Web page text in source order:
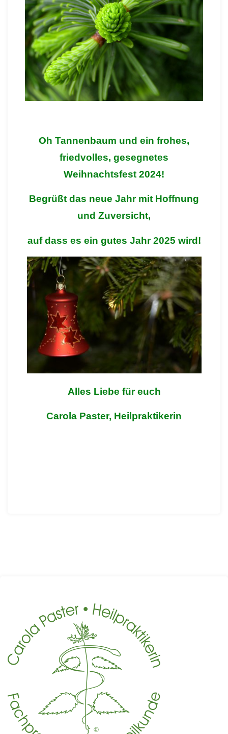
Oh Tannenbaum und ein frohes,
friedvolles, gesegnetes
Weihnachtsfest 2024!
Begrüßt das neue Jahr mit Hoffnung
und Zuversicht,
auf dass es ein gutes Jahr 2025 wird!
Alles Liebe für euch
Carola Paster, Heilpraktikerin